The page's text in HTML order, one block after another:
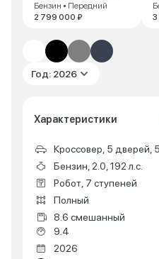
Бензин • Передний
2 799 000 ₽
3
Год: 2026
Характеристики
Кроссовер, 5 дверей,
Бензин, 2.0, 192 л.с.
Робот, 7 ступеней
Полный
8.6 смешанный
9.4
2026